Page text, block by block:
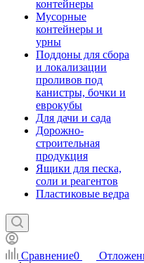
контейнеры
Мусорные
контейнеры и
урны
Поддоны для сбора
и локализации
проливов под
канистры, бочки и
еврокубы
Для дачи и сада
Дорожно-
строительная
продукция
Ящики для песка,
соли и реагентов
Пластиковые ведра
Сравнение0